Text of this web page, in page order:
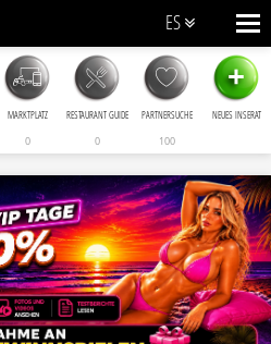
ES
MARKTPLATZ
0
RESTAURANT GUIDE
0
PARTNERSUCHE
100
+
NEUES INSERAT